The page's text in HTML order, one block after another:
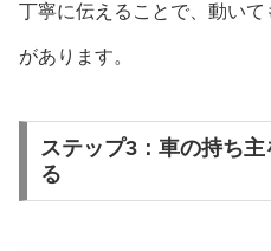
丁寧に伝えることで、動い
があります。
ステップ3：車の持ち
る